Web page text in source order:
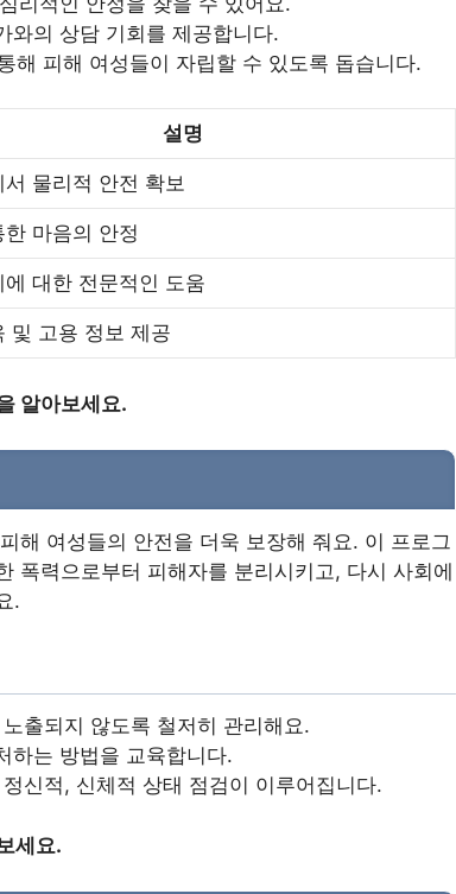
와의 상담 기회를 제공합니다.
해 피해 여성들이 자립할 수 있도록 돕습니다.
설명
서 물리적 안전 확보
한 마음의 안정
에 대한 전문적인 도움
및 고용 정보 제공
알아보세요.
해 여성들의 안전을 더욱 보장해 줘요. 이 프로그
폭력으로부터 피해자를 분리시키고, 다시 사회에
.
출되지 않도록 철저히 관리해요.
하는 방법을 교육합니다.
신적, 신체적 상태 점검이 이루어집니다.
세요.